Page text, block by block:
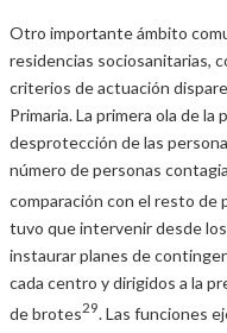
Otro importante ámbito
residencias sociosanitarias,
criterios de actuación
Primaria. La primera ola de la
desprotección de las
número de personas
comparación con el resto de
tuvo que intervenir desde
instaurar planes de
cada centro y dirigidos a la
de brotes29 . Las funciones